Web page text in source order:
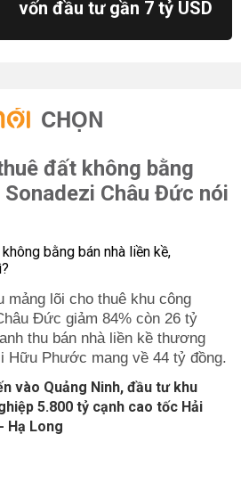
vốn đầu tư gần 7 tỷ USD
CHỌN
đất không bằng
Sonadezi Châu Đức nói
mảng lõi cho thuê khu công
Đức giảm 84% còn 26 tỷ
thu bán nhà liền kề thương
Hữu Phước mang về 44 tỷ đồng.
vào Quảng Ninh, đầu tư khu
5.800 tỷ cạnh cao tốc Hải
Hạ Long